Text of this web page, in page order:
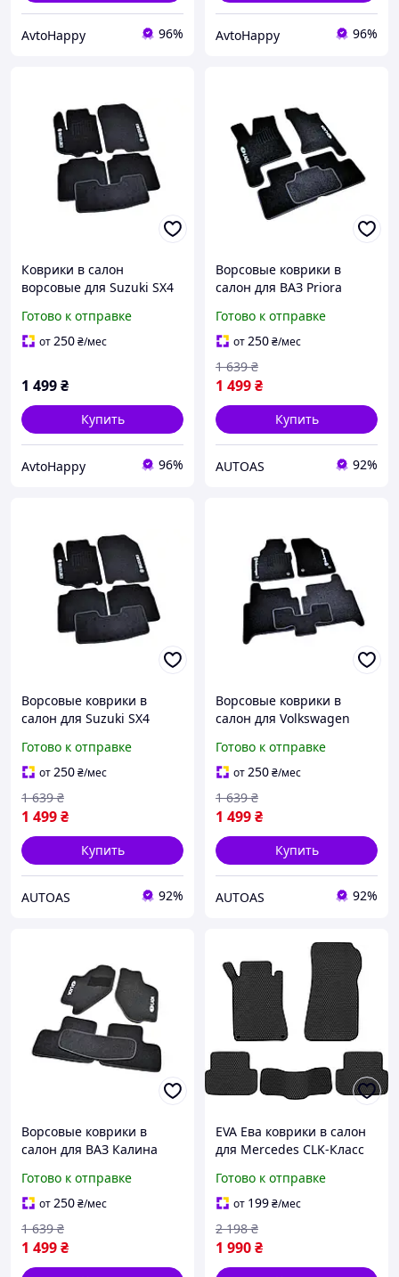
AvtoHappy 96% AvtoHappy 96%
Коврики в салон
ворсовые для Suzuki SX4
Готово к отправке
от250₴/мес
1 499₴
Купить
AvtoHappy 96%
Ворсовые коврики в
салон для ВАЗ Priora
BLCCR1721
Готово к отправке
от250₴/мес
1 499₴
1 639 ₴
Купить
AUTOAS 92%
Ворсовые коврики в
салон для Suzuki SX4
Готово к отправке
от250₴/мес
1 499₴
1 639 ₴
Купить
AUTOAS 92%
Ворсовые коврики в
салон для Volkswagen
Чёрные 5шт BLCCR1686
Готово к отправке
от250₴/мес
1 499₴
1 639 ₴
Купить
AUTOAS 92%
Ворсовые коврики в
салон для ВАЗ Калина
BLCCR1712
Готово к отправке
от250₴/мес
1 499₴
1 639 ₴
EVA Ева коврики в салон
для Mercedes CLK-Класс
Мерседес w209 коврики
Готово к отправке
от 199₴/мес
1 990₴
2 198 ₴